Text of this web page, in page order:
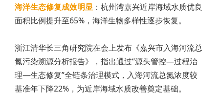
海洋生态修复成效明显 ：杭州湾嘉兴近岸海域水质优良
面积比例提升至65%，海洋生物多样性逐步恢复。
浙江清华长三角研究院在会上发布《嘉兴市入海河流总
氮污染溯源分析报告》，指出通过“源头管控—过程治
理—生态修复”全链条治理模式，入海河流总氮浓度较
基准年下降22%，为近岸海域水质改善奠定基础。